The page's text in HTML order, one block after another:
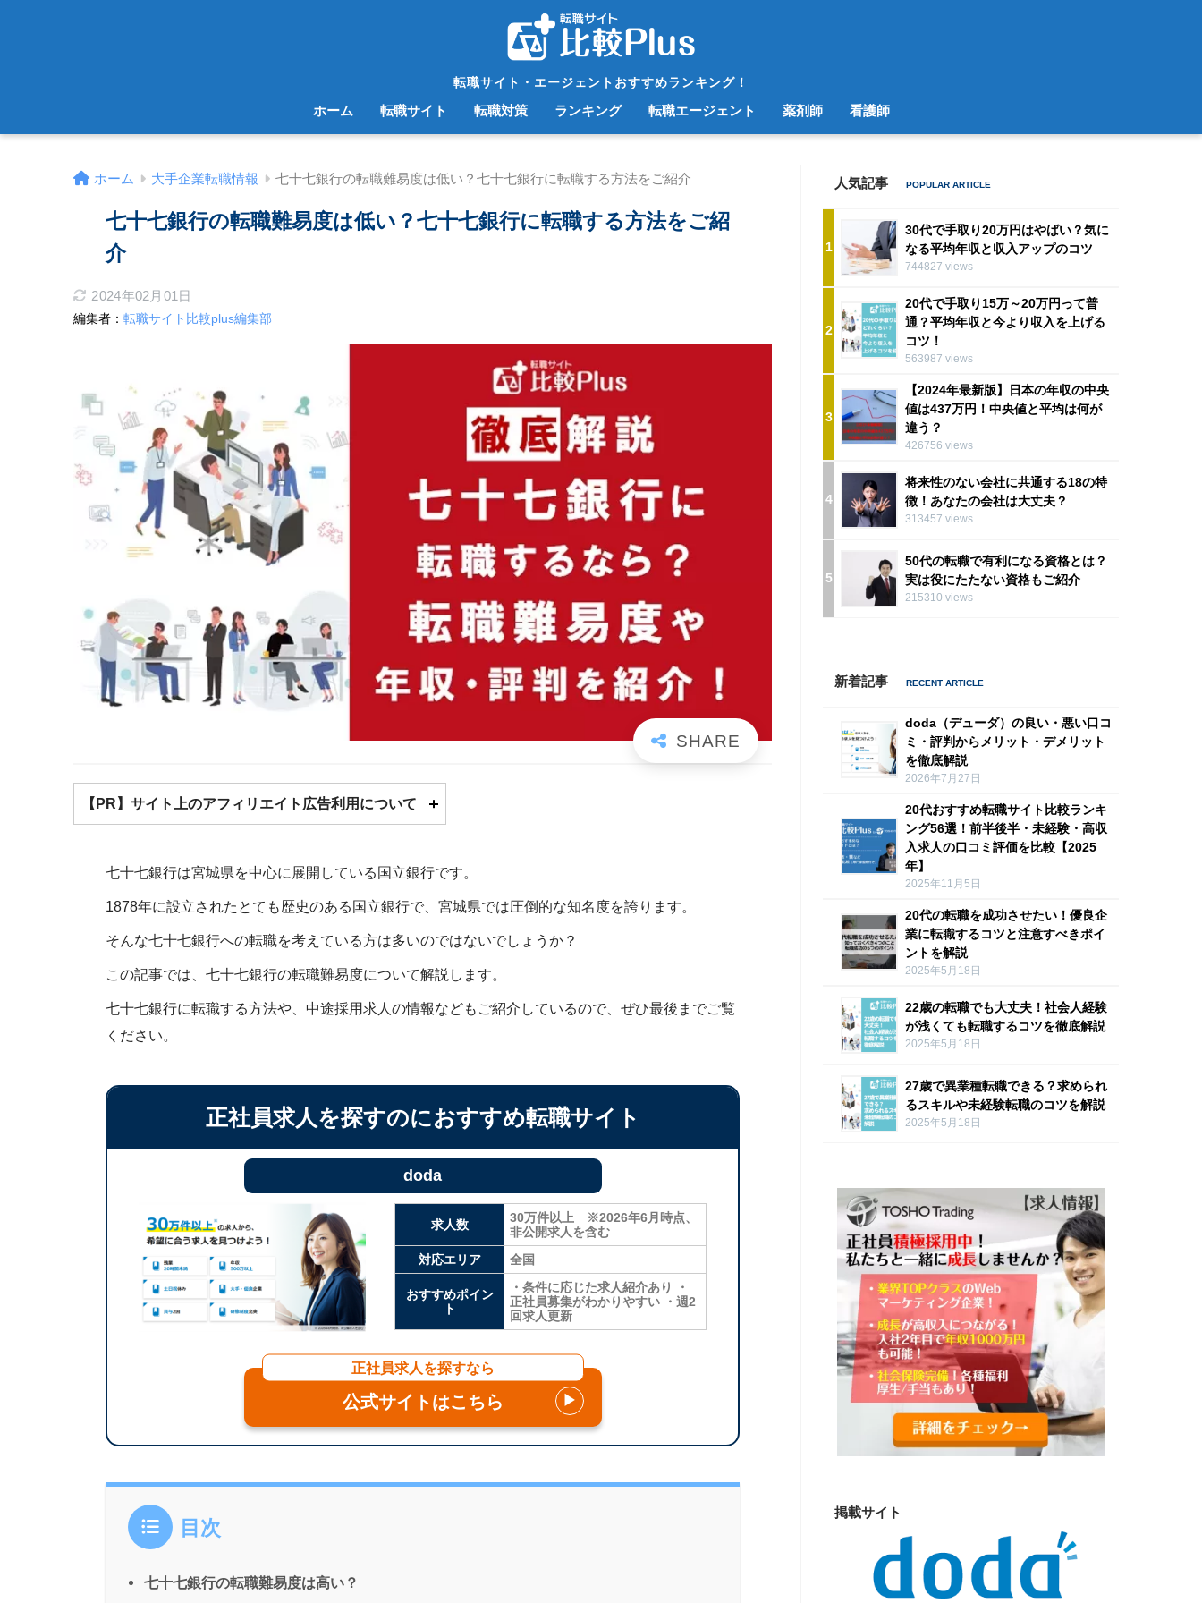
転職サイト・エージェントおすすめランキング！
ホーム 転職サイト 転職対策 ランキング 転職エージェント 薬剤師 看護師
ホーム 大手企業転職情報 七十七銀行の転職難易度は低い？七十七銀行に転職する方法をご紹介
七十七銀行の転職難易度は低い？七十七銀行に転職する方法をご紹
介
2024年02月01日
編集者： 転職サイト比較plus編集部
【PR】サイト上のアフィリエイト広告利用について
七十七銀行は宮城県を中心に展開している国立銀行です。
1878年に設立されたとても歴史のある国立銀行で、宮城県では圧倒的な知名度を誇ります。
そんな七十七銀行への転職を考えている方は多いのではないでしょうか？
この記事では、七十七銀行の転職難易度について解説します。
七十七銀行に転職する方法や、中途採用求人の情報などもご紹介しているので、ぜひ最後までご覧
ください。
正社員求人を探すのにおすすめ転職サイト
doda
求人数
30万件以上 ※2026年6月時点、
非公開求人を含む
対応エリア
全国
おすすめポイン
ト
・条件に応じた求人紹介あり ・
正社員募集がわかりやすい ・週2
回求人更新
正社員求人を探すなら
公式サイトはこちら ▶
目次
七十七銀行の転職難易度は高い？
人気記事
1
30代で手取り20万円はやばい？気に
なる平均年収と収入アップのコツ
744827 views
2
20代で手取り15万～20万円って普
通？平均年収と今より収入を上げる
コツ！
563987 views
3
【2024年最新版】日本の年収の中央
値は437万円！中央値と平均は何が
違う？
426756 views
4
将来性のない会社に共通する18の特
徴！あなたの会社は大丈夫？
313457 views
5
50代の転職で有利になる資格とは？
実は役にたたない資格もご紹介
215310 views
新着記事
doda（デューダ）の良い・悪い口コ
ミ・評判からメリット・デメリット
を徹底解説
2026年7月27日
20代おすすめ転職サイト比較ランキ
ング56選！前半後半・未経験・高収
入求人の口コミ評価を比較【2025
年】
2025年11月5日
20代の転職を成功させたい！優良企
業に転職するコツと注意すべきポイ
ントを解説
2025年5月18日
22歳の転職でも大丈夫！社会人経験
が浅くても転職するコツを徹底解説
2025年5月18日
27歳で異業種転職できる？求められ
るスキルや未経験転職のコツを解説
2025年5月18日
掲載サイト